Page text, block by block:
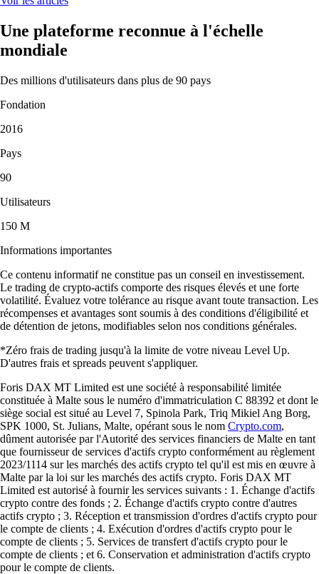
Une plateforme reconnue à l'échelle
mondiale
Des millions d'utilisateurs dans plus de 90 pays
Fondation
2016
Pays
90
Utilisateurs
150 M
Informations importantes
Ce contenu informatif ne constitue pas un conseil en investissement.
Le trading de crypto-actifs comporte des risques élevés et une forte
volatilité. Évaluez votre tolérance au risque avant toute transaction. Les
récompenses et avantages sont soumis à des conditions d'éligibilité et
de détention de jetons, modifiables selon nos conditions générales.
*Zéro frais de trading jusqu'à la limite de votre niveau Level Up.
D'autres frais et spreads peuvent s'appliquer.
Foris DAX MT Limited est une société à responsabilité limitée
constituée à Malte sous le numéro d'immatriculation C 88392 et dont le
siège social est situé au Level 7, Spinola Park, Triq Mikiel Ang Borg,
SPK 1000, St. Julians, Malte, opérant sous le nom Crypto.com,
dûment autorisée par l'Autorité des services financiers de Malte en tant
que fournisseur de services d'actifs crypto conformément au règlement
2023/1114 sur les marchés des actifs crypto tel qu'il est mis en œuvre à
Malte par la loi sur les marchés des actifs crypto. Foris DAX MT
Limited est autorisé à fournir les services suivants : 1. Échange d'actifs
crypto contre des fonds ; 2. Échange d'actifs crypto contre d'autres
actifs crypto ; 3. Réception et transmission d'ordres d'actifs crypto pour
le compte de clients ; 4. Exécution d'ordres d'actifs crypto pour le
compte de clients ; 5. Services de transfert d'actifs crypto pour le
compte de clients ; et 6. Conservation et administration d'actifs crypto
pour le compte de clients.